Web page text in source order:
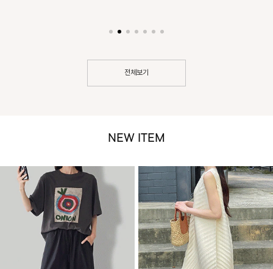
전체보기
NEW ITEM